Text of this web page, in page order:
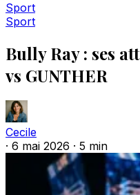
Sport
Sport
Bully Ray : ses
vs GUNTHER
Cecile
· 6 mai 2026 · 5 min